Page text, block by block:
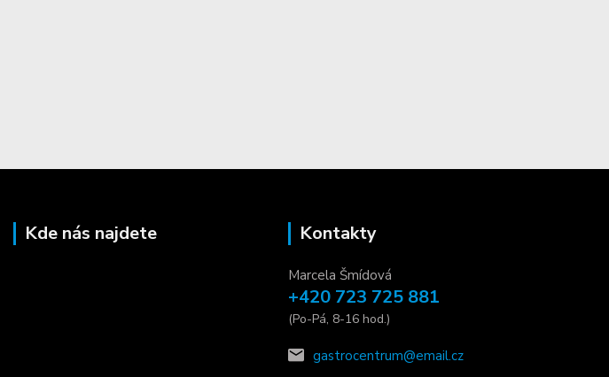
Kde nás najdete Kontakty
Marcela Šmídová
+420 723 725 881
(Po-Pá, 8-16 hod.)
gastrocentrum@email.cz